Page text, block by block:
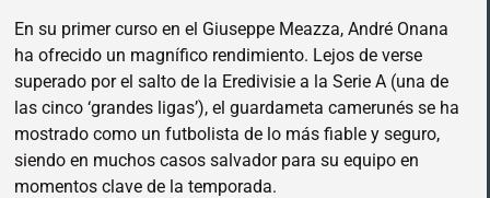
En su primer curso en el Giuseppe Meazza, André Onana
ha ofrecido un magnífico rendimiento. Lejos de verse
superado por el salto de la Eredivisie a la Serie A (una de
las cinco ‘grandes ligas’), el guardameta camerunés se ha
mostrado como un futbolista de lo más fiable y seguro,
siendo en muchos casos salvador para su equipo en
momentos clave de la temporada.